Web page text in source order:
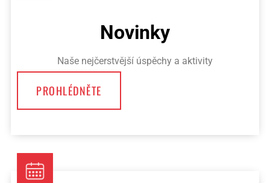
Novinky
Naše nejčerstvější úspěchy a aktivity
PROHLÉDNĚTE